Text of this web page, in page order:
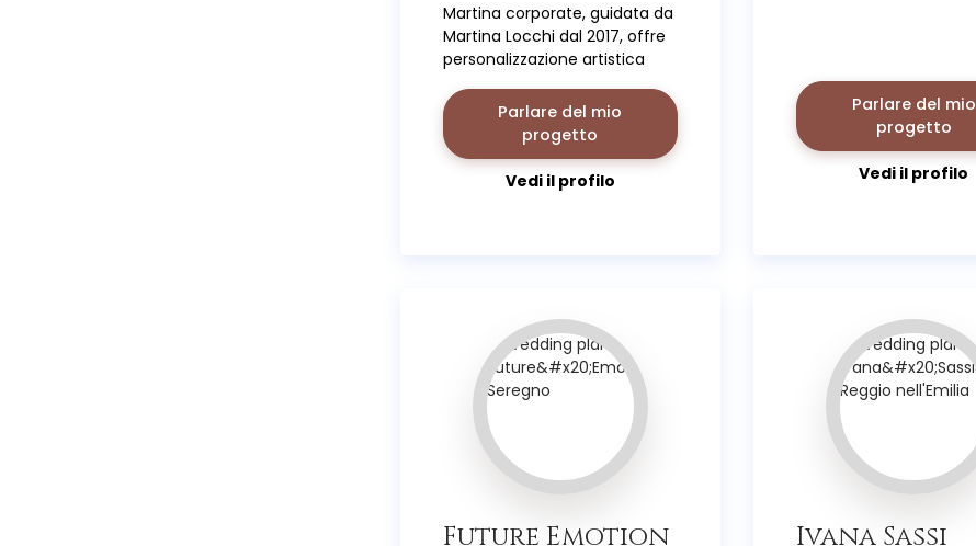
Martina corporate, guidata da
Martina Locchi dal 2017, offre
personalizzazione artistica
desideri dei clienti.
Parlare del mio
progetto
Vedi il profilo
Parlare del mio
progetto
Vedi il profilo
Future Emotion Ivana Sassi